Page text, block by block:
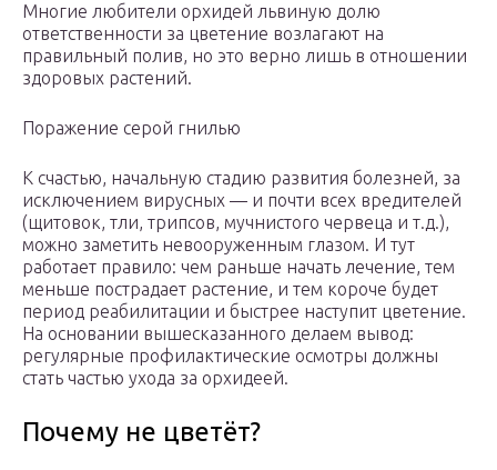
Многие любители орхидей львиную долю
ответственности за цветение возлагают на
правильный полив, но это верно лишь в отношении
здоровых растений.
Поражение серой гнилью
К счастью, начальную стадию развития болезней, за
исключением вирусных — и почти всех вредителей
(щитовок, тли, трипсов, мучнистого червеца и т.д.),
можно заметить невооруженным глазом. И тут
работает правило: чем раньше начать лечение, тем
меньше пострадает растение, и тем короче будет
период реабилитации и быстрее наступит цветение.
На основании вышесказанного делаем вывод:
регулярные профилактические осмотры должны
стать частью ухода за орхидеей.
Почему не цветёт?